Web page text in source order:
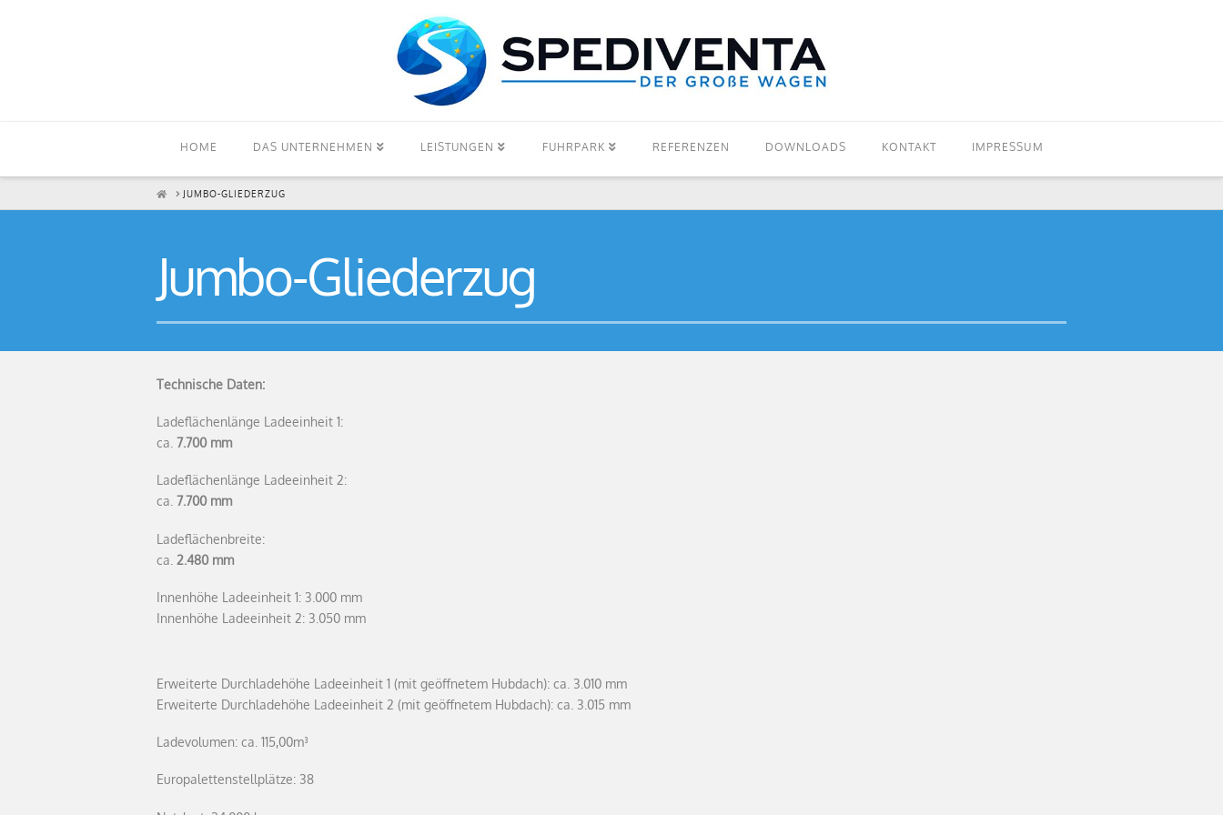
HOME DAS UNTERNEHMEN LEISTUNGEN FUHRPARK REFERENZEN DOWNLOADS KONTAKT IMPRESSUM
HOMEJUMBO-GLIEDERZUG
Jumbo-Gliederzug
Technische Daten:
Ladeflächenlänge Ladeeinheit 1:
ca. 7.700 mm
Ladeflächenlänge Ladeeinheit 2:
ca. 7.700 mm
Ladeflächenbreite:
ca. 2.480 mm
Innenhöhe Ladeeinheit 1: 3.000 mm
Innenhöhe Ladeeinheit 2: 3.050 mm
Erweiterte Durchladehöhe Ladeeinheit 1 (mit geöffnetem Hubdach): ca. 3.010 mm
Erweiterte Durchladehöhe Ladeeinheit 2 (mit geöffnetem Hubdach): ca. 3.015 mm
Ladevolumen: ca. 115,00m³
Europalettenstellplätze: 38